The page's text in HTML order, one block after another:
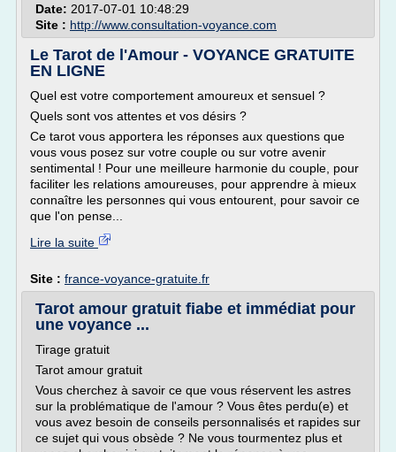
Date: 2017-07-01 10:48:29
Site : http://www.consultation-voyance.com
Le Tarot de l'Amour - VOYANCE GRATUITE
EN LIGNE
Quel est votre comportement amoureux et sensuel ?
Quels sont vos attentes et vos désirs ?
Ce tarot vous apportera les réponses aux questions que
vous vous posez sur votre couple ou sur votre avenir
sentimental ! Pour une meilleure harmonie du couple, pour
faciliter les relations amoureuses, pour apprendre à mieux
connaître les personnes qui vous entourent, pour savoir ce
que l'on pense...
Lire la suite
Site : france-voyance-gratuite.fr
Tarot amour gratuit fiabe et immédiat pour
une voyance ...
Tirage gratuit
Tarot amour gratuit
Vous cherchez à savoir ce que vous réservent les astres
sur la problématique de l'amour ? Vous êtes perdu(e) et
vous avez besoin de conseils personnalisés et rapides sur
ce sujet qui vous obsède ? Ne vous tourmentez plus et